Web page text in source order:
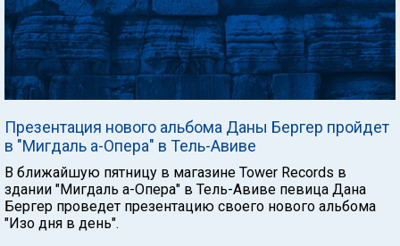
Презентация нового альбома Даны Бергер пройдет
в "Мигдаль а-Опера" в Тель-Авиве
В ближайшую пятницу в магазине Tower Records в
здании "Мигдаль а-Опера" в Тель-Авиве певица Дана
Бергер проведет презентацию своего нового альбома
"Изо дня в день".